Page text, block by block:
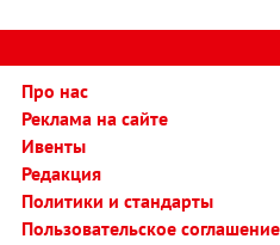
Про нас
Реклама на сайте
Ивенты
Редакция
Политики и стандарты
Пользовательское соглашение